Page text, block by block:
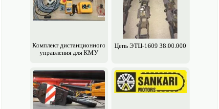
Комплект дистанционного
управления для КМУ
Цепь ЭТЦ-1609 38.00.000